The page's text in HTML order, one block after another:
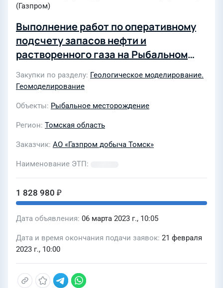
(Газпром)
Выполнение работ по оперативному
подсчету запасов нефти и
растворенного газа на Рыбальном
области
Закупки по разделу Геологическое моделирование.
Геомоделирование
Объекты Рыбальное месторождение
Регион Томская область
Заказчик АО «Газпром добыча Томск»
Наименование ЭТП
1 828 980 ₽
Дата объявления 06 марта 2023 г., 10:05
Дата и время окончания подачи заявок 21 февраля
2023 г., 10:00